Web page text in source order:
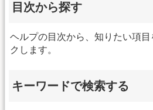
目次から探す
ヘルプの目次から、知りたい項
クします。
キーワードで検索する